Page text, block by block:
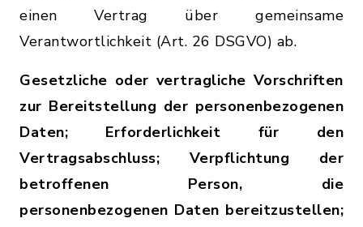
einen Vertrag über gemeinsame
Verantwortlichkeit (Art. 26 DSGVO) ab.
Gesetzliche oder vertragliche Vorschriften
zur Bereitstellung der personenbezogenen
Daten; Erforderlichkeit für den
Vertragsabschluss; Verpflichtung der
betroffenen Person, die
personenbezogenen Daten bereitzustellen;